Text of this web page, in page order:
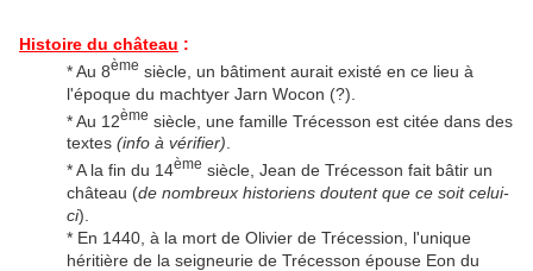
Histoire du château :
* Au 8ème siècle, un bâtiment aurait existé en ce lieu à
l'époque du machtyer Jarn Wocon (?).
* Au 12ème siècle, une famille Trécesson est citée dans des
textes (info à vérifier)
* A la fin du 14ème siècle, Jean de Trécesson fait bâtir un
château (de nombreux historiens doutent que ce soit celui-
ci).
* En 1440, à la mort de Olivier de Trécession, l'unique
héritière de la seigneurie de Trécesson épouse Eon du